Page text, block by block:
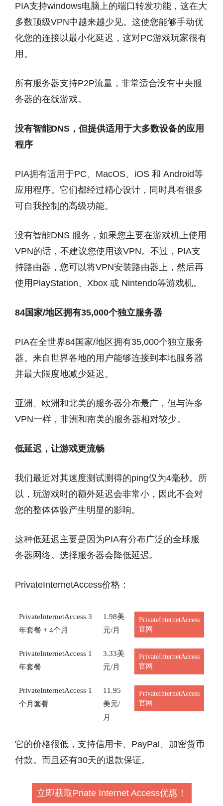
PIA支持windows电脑上的端口转发功能，这在大
多数顶级VPN中越来越少见。这使您能够手动优
化您的连接以最小化延迟，这对PC游戏玩家很有
用。
所有服务器支持P2P流量，非常适合没有中央服
务器的在线游戏。
没有智能DNS，但提供适用于大多数设备的应用
程序
PIA拥有适用于PC、MacOS、iOS 和 Android等
应用程序。它们都经过精心设计，同时具有很多
可自我控制的高级功能。
没有智能DNS 服务，如果您主要在游戏机上使用
VPN的话，不建议您使用该VPN。不过，PIA支
持路由器，您可以将VPN安装路由器上，然后再
使用PlayStation、Xbox 或 Nintendo等游戏机。
84国家/地区拥有35,000个独立服务器
PIA在全世界84国家/地区拥有35,000个独立服务
器。来自世界各地的用户能够连接到本地服务器
并最大限度地减少延迟。
亚洲、欧洲和北美的服务器分布最广，但与许多
VPN一样，非洲和南美的服务器相对较少。
低延迟，让游戏更流畅
我们最近对其速度测试测得的ping仅为4毫秒。所
以，玩游戏时的额外延迟会非常小，因此不会对
您的整体体验产生明显的影响。
这种低延迟主要是因为PIA有分布广泛的全球服
务器网络。选择服务器会降低延迟。
PrivateInternetAccess价格：
PrivateInternetAccess 3
年套餐 + 4个月
1.98美
元/月
PrivateInternetAccess
官网
PrivateInternetAccess 1
年套餐
3.33美
元/月
PrivateInternetAccess
官网
PrivateInternetAccess 1
个月套餐
11.95
美元/
月
PrivateInternetAccess
官网
它的价格很低，支持信用卡、PayPal、加密货币
付款。而且还有30天的退款保证。
立即获取Priate Internet Access优惠！